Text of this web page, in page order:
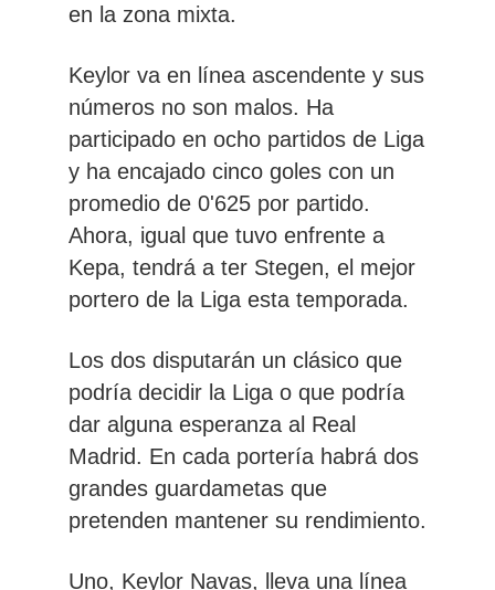
en la zona mixta.
Keylor va en línea ascendente y sus
números no son malos. Ha
participado en ocho partidos de Liga
y ha encajado cinco goles con un
promedio de 0'625 por partido.
Ahora, igual que tuvo enfrente a
Kepa, tendrá a ter Stegen, el mejor
portero de la Liga esta temporada.
Los dos disputarán un clásico que
podría decidir la Liga o que podría
dar alguna esperanza al Real
Madrid. En cada portería habrá dos
grandes guardametas que
pretenden mantener su rendimiento.
Uno, Keylor Navas, lleva una línea